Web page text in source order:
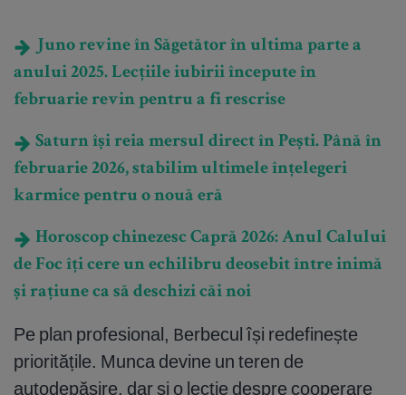
Juno revine în Săgetător în ultima parte a
anului 2025. Lecțiile iubirii începute în
februarie revin pentru a fi rescrise
Saturn își reia mersul direct în Pești. Până în
februarie 2026, stabilim ultimele înțelegeri
karmice pentru o nouă eră
Horoscop chinezesc Capră 2026: Anul Calului
de Foc îți cere un echilibru deosebit între inimă
și rațiune ca să deschizi căi noi
Pe plan profesional, Berbecul își redefinește
prioritățile. Munca devine un teren de
autodepășire, dar și o lecție despre cooperare